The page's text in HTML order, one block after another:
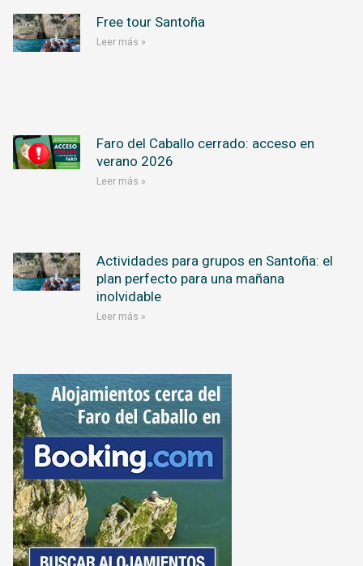
Free tour Santoña
Leer más »
Faro del Caballo cerrado: acceso en
verano 2026
Leer más »
Actividades para grupos en Santoña: el
plan perfecto para una mañana
inolvidable
Leer más »